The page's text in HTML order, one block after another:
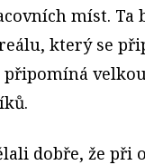
míst. Ta
který se
dobře, že